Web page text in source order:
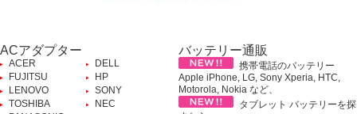
ACアダプター
ACER
DELL
FUJITSU
HP
LENOVO
SONY
TOSHIBA
NEC
バッテリー通販
携帯電話のバッテリー
Apple iPhone, LG, Sony Xperia, HTC,
Motorola, Nokia など、
タブレット バッテリーを探